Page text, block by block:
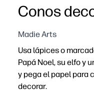
Conos
Madie Arts
Usa lápices o
Papá Noel, su elfo y
y pega el papel para
decorar.